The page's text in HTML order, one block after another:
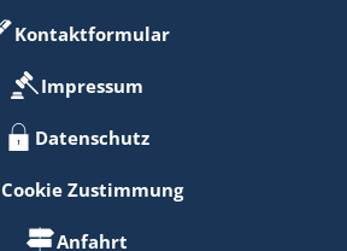
Kontaktformular
Impressum
Datenschutz
Cookie Zustimmung
Anfahrt